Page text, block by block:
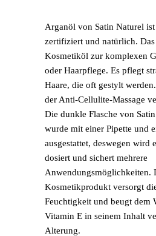
Arganöl von Satin Naturel
zertifiziert und natürlich.
Kosmetiköl zur komplexen
oder Haarpflege. Es pflegt
Haare, die oft gestylt
der Anti-Cellulite-Massage
Die dunkle Flasche von
wurde mit einer Pipette und
ausgestattet, deswegen wird
dosiert und sichert mehrere
Anwendungsmöglichkeiten.
Kosmetikprodukt versorgt
Feuchtigkeit und beugt dem
Vitamin E in seinem Inhalt
Alterung.